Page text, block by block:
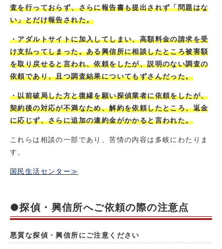
査を行っておらず、さらに報告書も提出されず「問題はな
い」とだけ報告された。
・アダルトサイトに加入してしまい、高額料金の請求を受
け支払ってしまった。ある興信所に相談したところ被害額
を取り戻せると言われ、依頼をしたが、説明のない調査の
依頼であり、且つ調査結果についてもずさんだった。
・以前破局した方と復縁を願い探偵業者に依頼をしたが、
契約後の対応が不満なため、解約を依頼したところ、返金
に応じず、さらに追加の違約金がかかると言われた。
これらは相談の一部であり、苦情の内容は多岐にわたりま
す。
国民生活センター≫
●探偵・興信所へご依頼の際の注意点
悪質な探偵・興信所にご注意ください